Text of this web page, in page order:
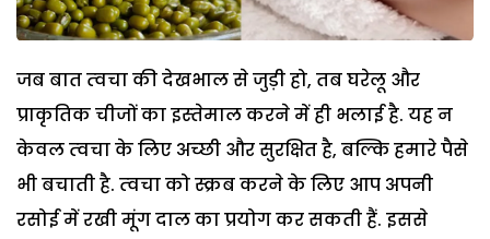
जब बात त्‍वचा की देखभाल से जुड़ी हो, तब घरेलू और
प्राकृतिक चीजों का इस्‍तेमाल करने में ही भलाई है. यह न
केवल त्‍वचा के लिए अच्‍छी और सुरक्षित है, बल्कि हमारे पैसे
भी बचाती है. त्‍वचा को स्‍क्रब करने के लिए आप अपनी
रसोई में रखी मूंग दाल का प्रयोग कर सकती हैं. इससे